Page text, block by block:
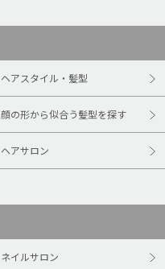
ヘアスタイル・髪型
顔の形から似合う髪型を探す
ヘアサロン
ネイルサロン